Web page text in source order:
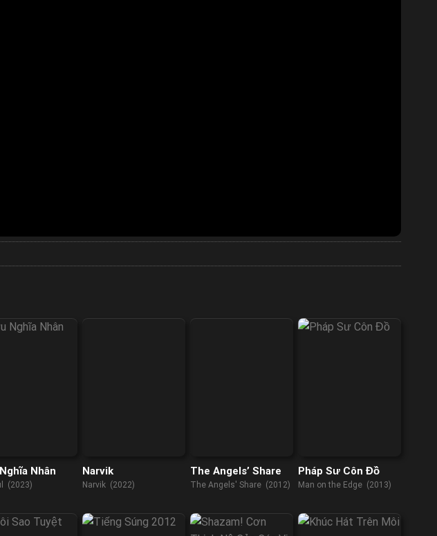
Nhân
(2023)
Narvik
Narvik (2022)
The Angels’ Share
The Angels' Share (2012)
Pháp Sư Côn Đồ
Man on the Edge (2013)